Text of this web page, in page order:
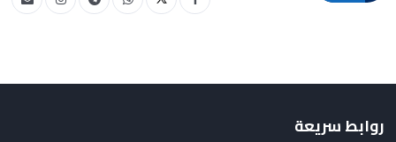
روابط سريعة